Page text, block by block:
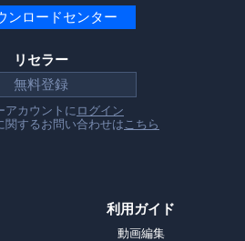
ンロードセンター
リセラー
無料登録
アカウントに ログイン
関するお問い合わせは こちら
利用ガイド
動画編集